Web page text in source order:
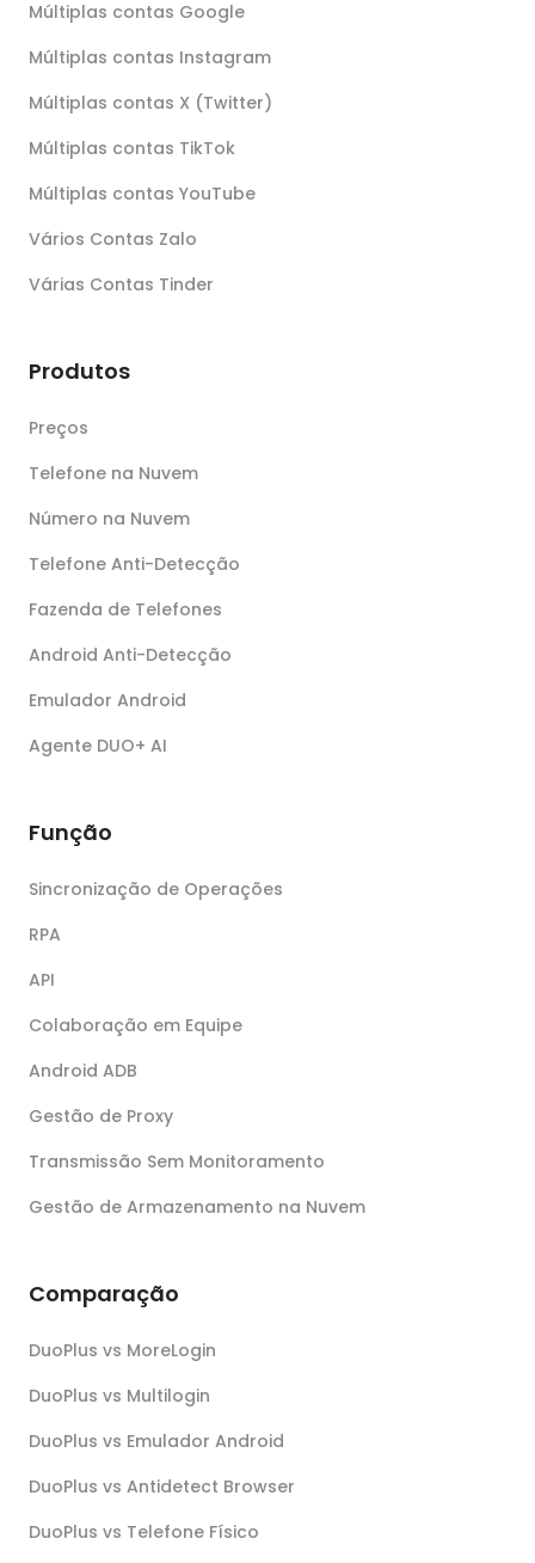
Múltiplas contas Google
Múltiplas contas Instagram
Múltiplas contas X (Twitter)
Múltiplas contas TikTok
Múltiplas contas YouTube
Vários Contas Zalo
Várias Contas Tinder
Produtos
Preços
Telefone na Nuvem
Número na Nuvem
Telefone Anti-Detecção
Fazenda de Telefones
Android Anti-Detecção
Emulador Android
Agente DUO+ AI
Função
Sincronização de Operações
RPA
API
Colaboração em Equipe
Android ADB
Gestão de Proxy
Transmissão Sem Monitoramento
Gestão de Armazenamento na Nuvem
Comparação
DuoPlus vs MoreLogin
DuoPlus vs Multilogin
DuoPlus vs Emulador Android
DuoPlus vs Antidetect Browser
DuoPlus vs Telefone Físico